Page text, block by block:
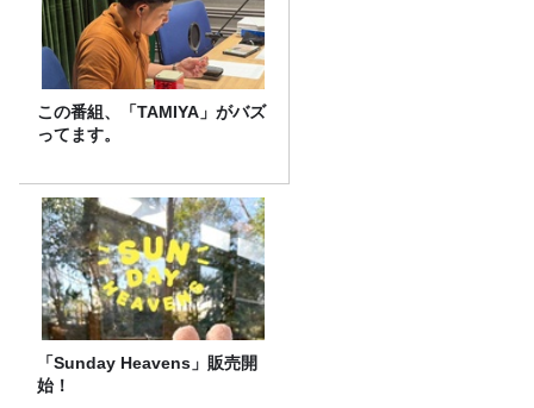
この番組、「TAMIYA」がバズ
ってます。
「Sunday Heavens」販売開
始！